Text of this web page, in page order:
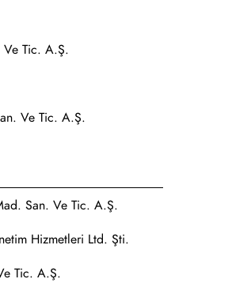
Ve Tic. A.Ş.
Ve Tic. A.Ş.
San. Ve Tic. A.Ş.
Hizmetleri Ltd. Şti.
Tic. A.Ş.